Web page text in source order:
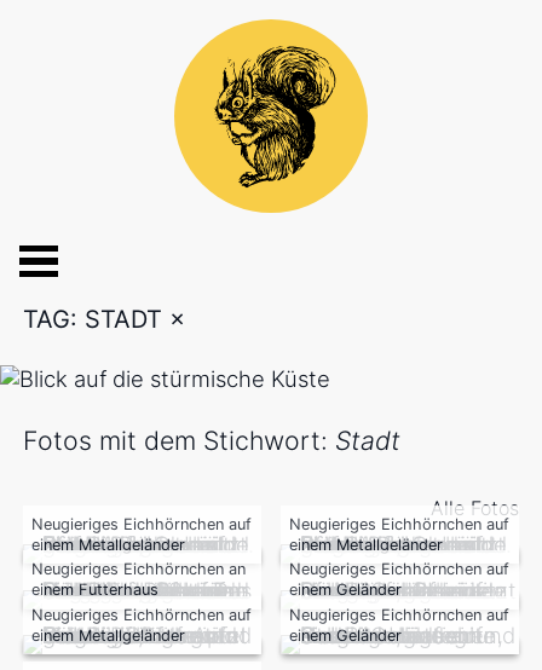
TAG: STADT ×
Fotos mit dem Stichwort: Stadt
Alle Fotos
Neugieriges Eichhörnchen auf
einem Metallgeländer
Neugieriges Eichhörnchen auf
einem Metallgeländer
Neugieriges Eichhörnchen an
einem Futterhaus
Neugieriges Eichhörnchen auf
einem Geländer
Neugieriges Eichhörnchen auf
einem Metallgeländer
Neugieriges Eichhörnchen auf
einem Geländer